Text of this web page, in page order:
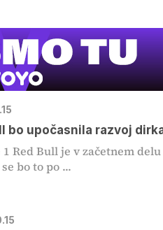
bo upočasnila razvoj
Red Bull je v začetnem
bo to po ...